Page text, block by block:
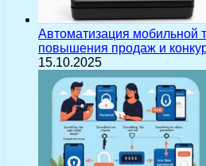
Автоматизация мобильной
повышения продаж и
15.10.2025